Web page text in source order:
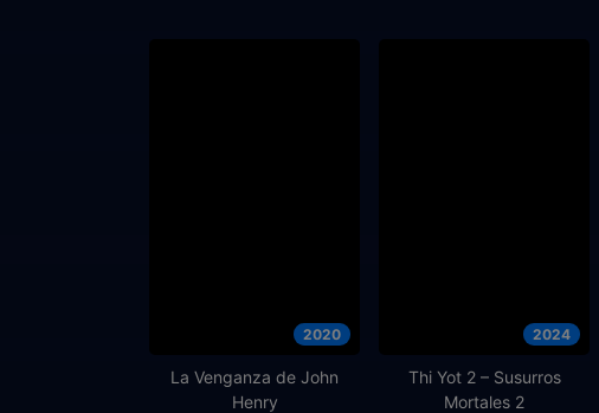
2020
La Venganza de John
Henry
2024
Thi Yot 2 – Susurros
Mortales 2